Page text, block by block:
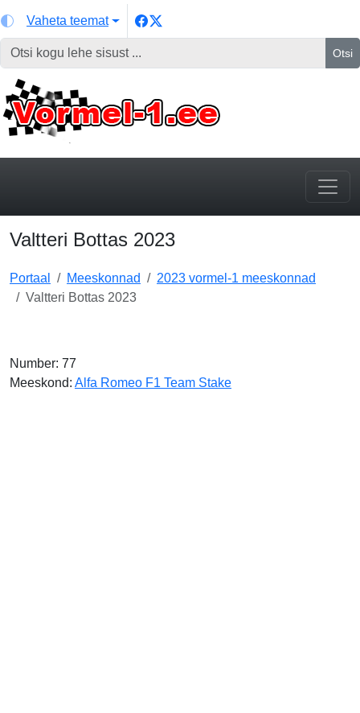
Vaheta teemat
Otsi
Valtteri Bottas 2023
Portaal Meeskonnad
2023 vormel-1 meeskonnad
Valtteri Bottas 2023
Number: 77
Meeskond: Alfa Romeo F1 Team Stake